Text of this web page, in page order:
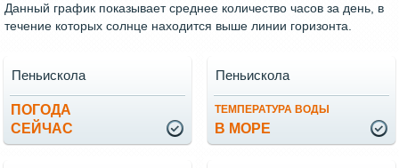
Данный график показывает среднее количество часов за день, в
течение которых солнце находится выше линии горизонта.
ПОГОДА
СЕЙЧАС
Пеньискола
ТЕМПЕРАТУРА ВОДЫ
В МОРЕ
Пеньискола